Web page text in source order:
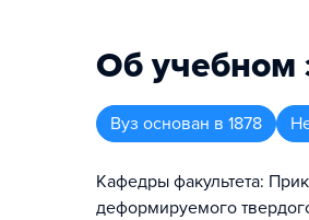
Об учебном
Вуз основан в 1878
Кафедры факультета:
деформируемого